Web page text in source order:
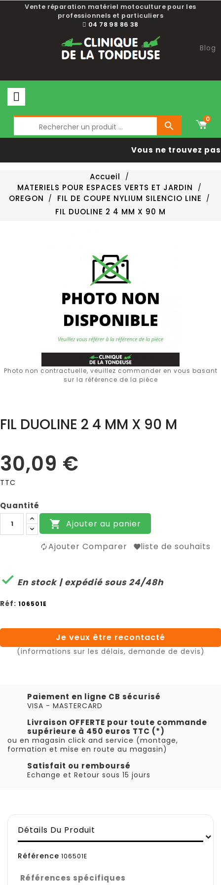
Vente réparation matériel motoculture pour les
professionnels et particuliers
04 78 98 86 38
Blog

0
Vous ne trouvez
Accueil
MATERIELS POUR ESPACES VERTS ET JARDIN
OREGON
FIL DE COUPE NYLIUM SILENCIO LINE
FIL DUOLINE 2 4 MM X 90 M
Photo non contractuelle, veuillez commander en vous basant
sur la référence de la pièce
FIL DUOLINE 2 4 MM X 90 M
30,09 €
TTC
Quantité
 Ajouter au panier
Ajouter Comparer liste de souhaits
 En stock | expédié sous 24/48h
Réf: 106501E
Je veux être recontacté
(informations sur les délais, demande de devis)
Paiement en ligne CB sécurisé
VISA - MASTERCARD
Livraison OFFERTE pour toute commande
supérieure à 450 euros TTC (*)
ou en magasin click and service (montage,
formation et mise en route au magasin)
Satisfait ou remboursé
Echange et Retour sous 15 jours
Détails Du Produit
Référence 106501E
Références spécifiques